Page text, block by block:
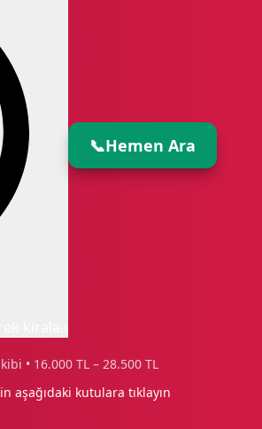
📞Hemen Ara
• 16.000 TL – 28.500 TL
aşağıdaki kutulara tıklayın